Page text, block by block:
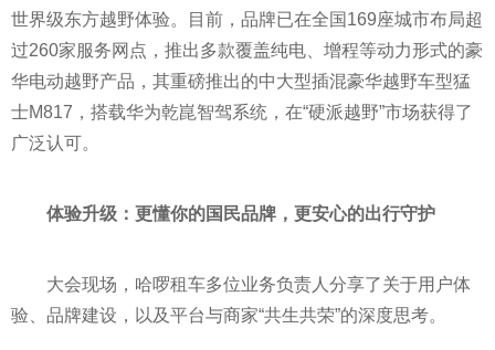
世界级东方越野体验。目前，品牌已在全国169座城市布局超
过260家服务网点，推出多款覆盖纯电、增程等动力形式的豪
华电动越野产品，其重磅推出的中大型插混豪华越野车型猛
士M817，搭载华为乾崑智驾系统，在“硬派越野”市场获得了
广泛认可。
体验升级：更懂你的国民品牌，更安心的出行守护
大会现场，哈啰租车多位业务负责人分享了关于用户体
验、品牌建设，以及平台与商家“共生共荣”的深度思考。